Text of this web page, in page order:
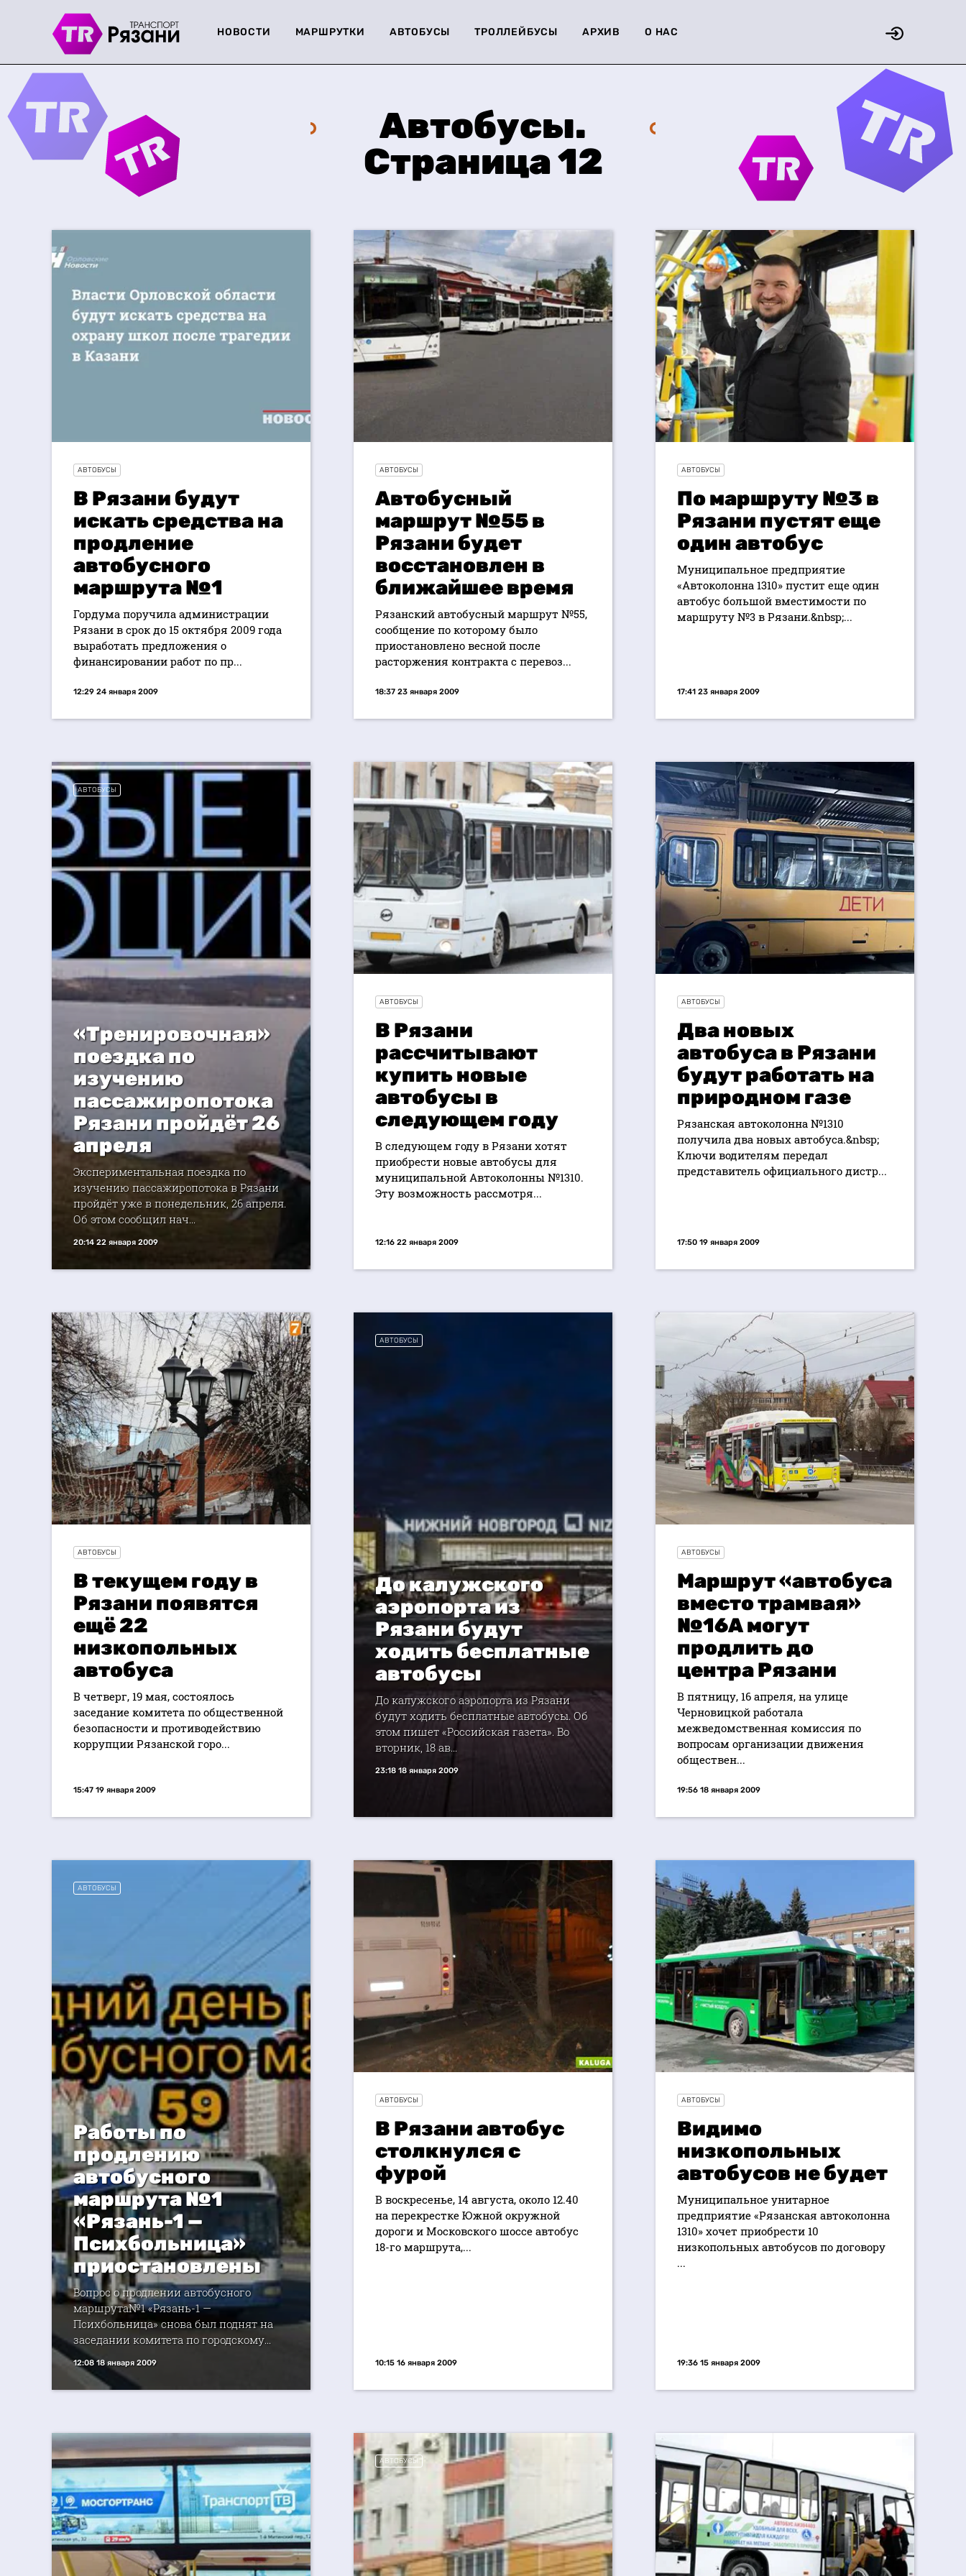
НОВОСТИ МАРШРУТКИ АВТОБУСЫ ТРОЛЛЕЙБУСЫ АРХИВ О НАС
Автобусы.
Страница 12
АВТОБУСЫ
В Рязани будут
искать средства на
продление
автобусного
маршрута №1
Гордума поручила администрации
Рязани в срок до 15 октября 2009 года
выработать предложения о
финансировании работ по пр...
12:29 24 января 2009
АВТОБУСЫ
Автобусный
маршрут №55 в
Рязани будет
восстановлен в
ближайшее время
Рязанский автобусный маршрут №55,
сообщение по которому было
приостановлено весной после
расторжения контракта с перевоз...
18:37 23 января 2009
АВТОБУСЫ
По маршруту №3 в
Рязани пустят еще
один автобус
Муниципальное предприятие
«Автоколонна 1310» пустит еще один
автобус большой вместимости по
маршруту №3 в Рязани.&nbsp;...
17:41 23 января 2009
АВТОБУСЫ
«Тренировочная»
поездка по
изучению
пассажиропотока
Рязани пройдёт 26
апреля
Экспериментальная поездка по
изучению пассажиропотока в Рязани
пройдёт уже в понедельник, 26 апреля.
Об этом сообщил нач...
20:14 22 января 2009
АВТОБУСЫ
В Рязани
рассчитывают
купить новые
автобусы в
следующем году
В следующем году в Рязани хотят
приобрести новые автобусы для
муниципальной Автоколонны №1310.
Эту возможность рассмотря...
12:16 22 января 2009
АВТОБУСЫ
Два новых
автобуса в Рязани
будут работать на
природном газе
Рязанская автоколонна №1310
получила два новых автобуса.&nbsp;
Ключи водителям передал
представитель официального дистр...
17:50 19 января 2009
АВТОБУСЫ
В текущем году в
Рязани появятся
ещё 22
низкопольных
автобуса
В четверг, 19 мая, состоялось
заседание комитета по общественной
безопасности и противодействию
коррупции Рязанской горо...
15:47 19 января 2009
АВТОБУСЫ
До калужского
аэропорта из
Рязани будут
ходить бесплатные
автобусы
До калужского аэропорта из Рязани
будут ходить бесплатные автобусы. Об
этом пишет «Российская газета». Во
вторник, 18 ав...
23:18 18 января 2009
АВТОБУСЫ
Маршрут «автобуса
вместо трамвая»
№16А могут
продлить до
центра Рязани
В пятницу, 16 апреля, на улице
Черновицкой работала
межведомственная комиссия по
вопросам организации движения
обществен...
19:56 18 января 2009
АВТОБУСЫ
Работы по
продлению
автобусного
маршрута №1
«Рязань-1 —
Психбольница»
приостановлены
Вопрос о продлении автобусного
маршрута№1 «Рязань-1 —
Психбольница» снова был поднят на
заседании комитета по городскому...
12:08 18 января 2009
АВТОБУСЫ
В Рязани автобус
столкнулся с
фурой
В воскресенье, 14 августа, около 12.40
на перекрестке Южной окружной
дороги и Московского шоссе автобус
18-го маршрута,...
10:15 16 января 2009
АВТОБУСЫ
Видимо
низкопольных
автобусов не будет
Муниципальное унитарное
предприятие «Рязанская автоколонна
1310» хочет приобрести 10
низкопольных автобусов по договору
...
19:36 15 января 2009
АВТОБУСЫ